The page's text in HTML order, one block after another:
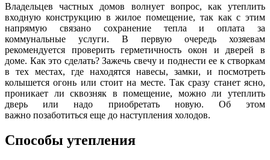
Владельцев частных домов волнует вопрос, как утеплить
входную конструкцию в жилое помещение, так как с этим
напрямую связано сохранение тепла и оплата за
коммунальные услуги. В первую очередь хозяевам
рекомендуется проверить герметичность окон и дверей в
доме. Как это сделать? Зажечь свечу и поднести ее к створкам
в тех местах, где находятся навесы, замки, и посмотреть
колышется огонь или стоит на месте. Так сразу станет ясно,
проникает ли сквозняк в помещение, можно ли утеплить
дверь или надо приобретать новую. Об этом
важно позаботиться еще до наступления холодов.
Способы утепления